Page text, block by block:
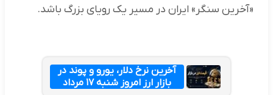
«آخرین سنگر» ایران در مسیر یک رویای بزرگ باشد.
آخرین نرخ دلار، یورو و پوند در
بازار ارز امروز شنبه ۱۷ مرداد